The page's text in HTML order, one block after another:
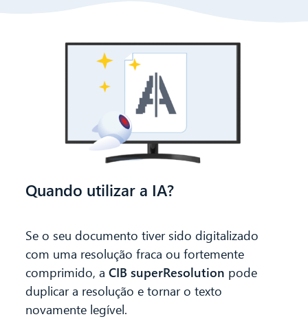
Quando utilizar a IA?
Se o seu documento tiver sido digitalizado
com uma resolução fraca ou fortemente
comprimido, a CIB superResolution pode
duplicar a resolução e tornar o texto
novamente legível.
Olá! O que posso fazer por si?